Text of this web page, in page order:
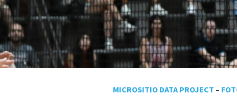
MICROSITIO DATA PROJECT –